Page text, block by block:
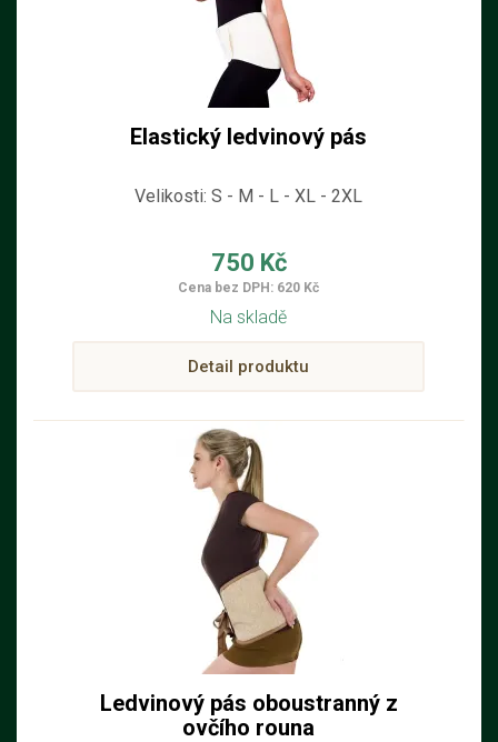
Elastický ledvinový pás
Velikosti: S - M - L - XL - 2XL
750 Kč
Cena bez DPH: 620 Kč
Na skladě
Detail produktu
Ledvinový pás oboustranný z
ovčího rouna